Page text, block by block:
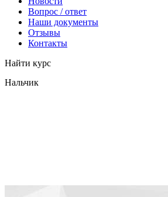
Вопрос / ответ
Наши документы
Отзывы
Контакты
Найти курс
Нальчик